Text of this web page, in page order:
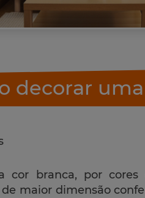
decorar
cor branca, por
maior dimensão